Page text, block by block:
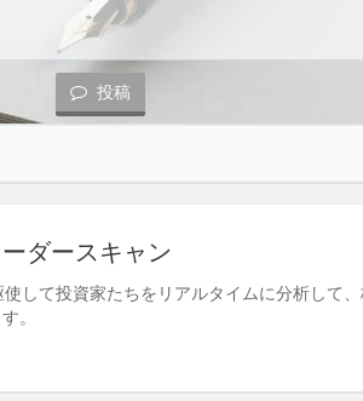
投稿
ダースキャン
して投資家たちをリアルタイムに分析して、
。